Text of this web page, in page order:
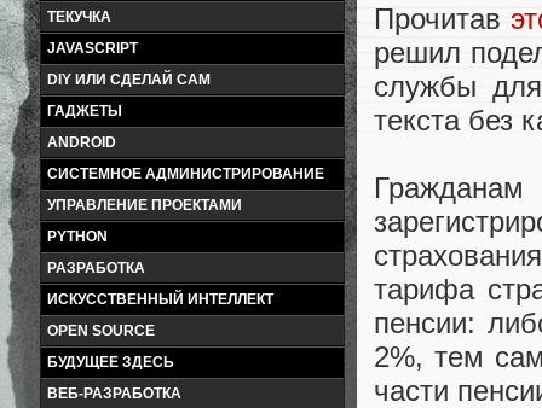
ТЕКУЧКА
JAVASCRIPT
DIY ИЛИ СДЕЛАЙ САМ
ГАДЖЕТЫ
ANDROID
СИСТЕМНОЕ АДМИНИСТРИРОВАНИЕ
УПРАВЛЕНИЕ ПРОЕКТАМИ
PYTHON
РАЗРАБОТКА
ИСКУССТВЕННЫЙ ИНТЕЛЛЕКТ
OPEN SOURCE
БУДУЩЕЕ ЗДЕСЬ
ВЕБ-РАЗРАБОТКА
Прочитав
решил
службы
текста без
тарифа
пенсии:
2%, тем
части